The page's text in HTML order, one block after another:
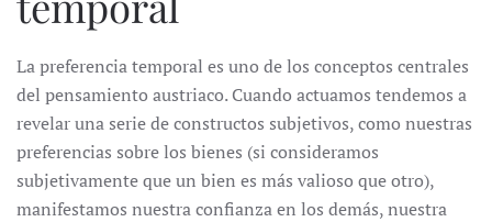
La preferencia temporal es uno de los conceptos centrales
del pensamiento austriaco. Cuando actuamos tendemos a
revelar una serie de constructos subjetivos, como nuestras
preferencias sobre los bienes (si consideramos
subjetivamente que un bien es más valioso que otro),
manifestamos nuestra confianza en los demás, nuestra